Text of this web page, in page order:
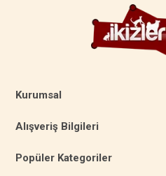
Kurumsal
Alışveriş Bilgileri
Popüler Kategoriler